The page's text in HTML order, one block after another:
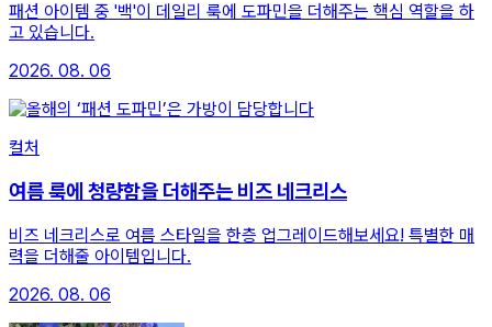
패션 아이템 중 '백'이 데일리 룩에 도파민을 더해주는 핵심 역할을 하
고 있습니다.
2026. 08. 06
컬처
여름 룩에 청량함을 더해주는 비즈 네크리스
비즈 네크리스로 여름 스타일을 한층 업그레이드해보세요! 특별한 매
력을 더해줄 아이템입니다.
2026. 08. 06